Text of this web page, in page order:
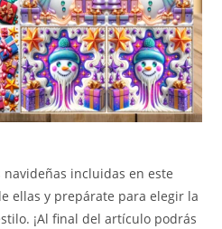
incluidas en este
ellas y prepárate para elegir la
¡Al final del artículo podrás